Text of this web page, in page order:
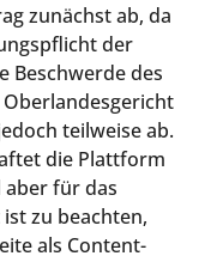
zunächst ab, da
der
Beschwerde des
teilweise ab.
die Plattform
für das
zu beachten,
als Content-